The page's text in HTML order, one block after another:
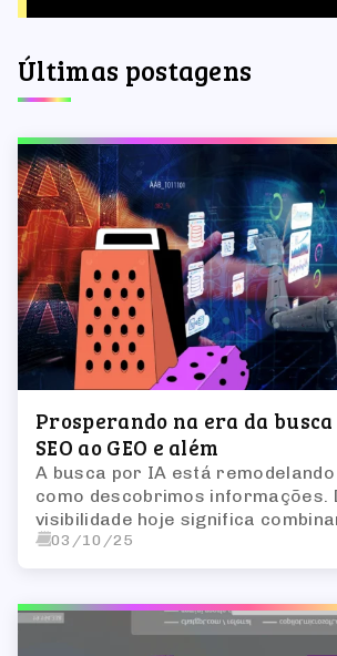
Últimas postagens
Prosperando na era da
SEO ao GEO e além
A busca por IA está
como descobrimos informações.
visibilidade hoje significa
fundamentos do SEO com
03/10/25